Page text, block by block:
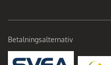
Betalningsalternativ